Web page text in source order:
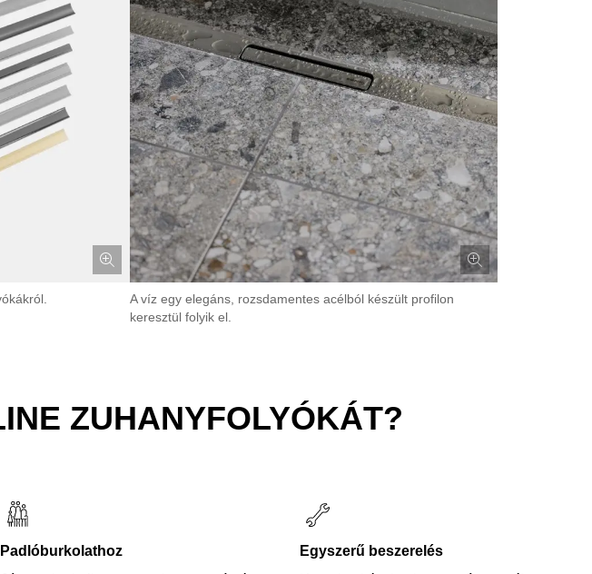
A víz egy elegáns, rozsdamentes acélból készült profilon
keresztül folyik el.
ZUHANYFOLYÓKÁT?
Padlóburkolathoz
Egyszerű beszerelés